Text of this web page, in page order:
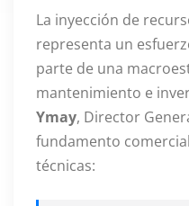
La inyección de
representa un
parte de una
mantenimiento e
Ymay, Director
fundamento
técnicas: